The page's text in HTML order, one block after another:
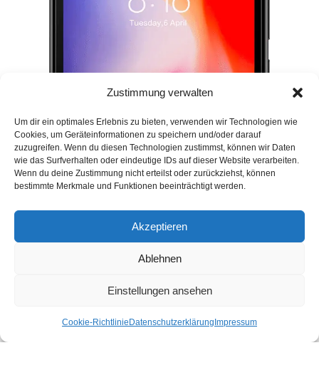
Zustimmung verwalten
Um dir ein optimales Erlebnis zu bieten, verwenden wir Technologien wie
Cookies, um Geräteinformationen zu speichern und/oder darauf
zuzugreifen. Wenn du diesen Technologien zustimmst, können wir Daten
wie das Surfverhalten oder eindeutige IDs auf dieser Website verarbeiten.
Wenn du deine Zustimmung nicht erteilst oder zurückziehst, können
bestimmte Merkmale und Funktionen beeinträchtigt werden.
Akzeptieren
Ablehnen
Einstellungen ansehen
Cookie-Richtlinie Datenschutzerklärung Impressum